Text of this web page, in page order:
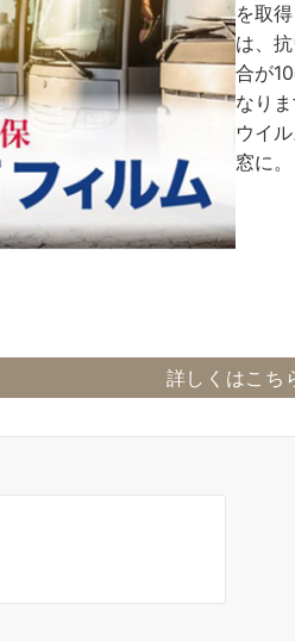
を取
は、
合が
なりま
ウイ
窓に。
詳しくはこち